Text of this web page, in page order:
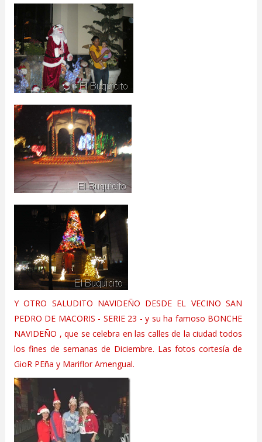
Y OTRO SALUDITO NAVIDEÑO DESDE EL VECINO SAN
PEDRO DE MACORIS - SERIE 23 - y su ha famoso BONCHE
NAVIDEÑO , que se celebra en las calles de la ciudad todos
los fines de semanas de Diciembre. Las fotos cortesía de
GioR PEña y Mariflor Amengual.